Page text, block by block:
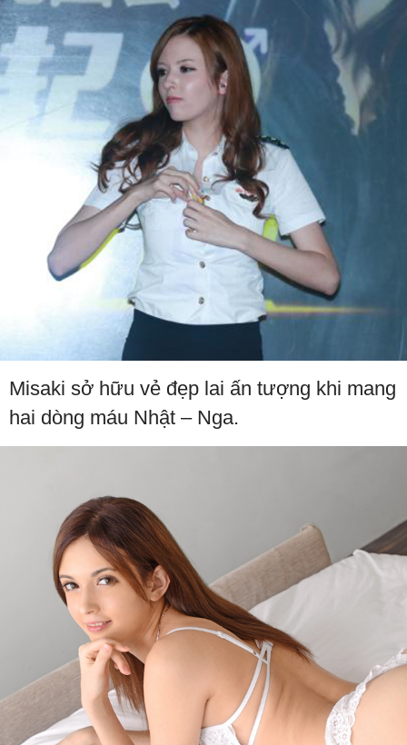
Misaki sở hữu vẻ đẹp lai ấn tượng khi mang
hai dòng máu Nhật – Nga.